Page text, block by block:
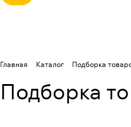
Главная Каталог Подборка
Подборка